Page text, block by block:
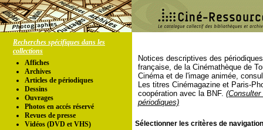
Recherches spécifiques dans les
collections
Affiches
Archives
Articles de périodiques
Dessins
Ouvrages
Photos en accés réservé
Revues de presse
Vidéos (DVD et VHS)
Notices descriptives des
française, de la Cinémathèque de
Cinéma et de l'image animée,
Les titres Cinémagazine et Paris-
coopération avec la BNF.
périodiques)
Sélectionner les critères de